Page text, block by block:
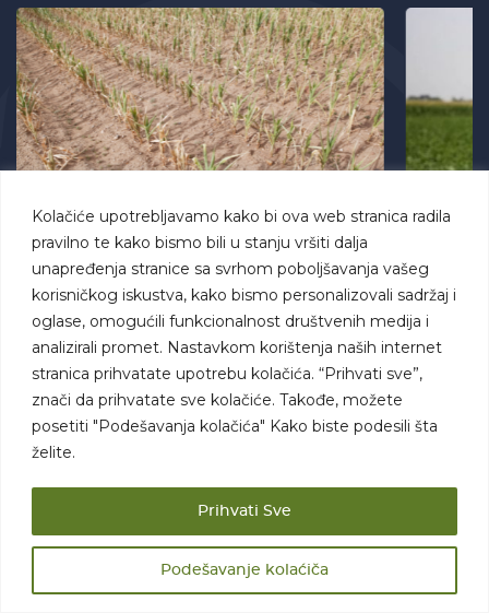
Kolačiće upotrebljavamo kako bi ova web stranica radila
pravilno te kako bismo bili u stanju vršiti dalja
unapređenja stranice sa svrhom poboljšavanja vašeg
korisničkog iskustva, kako bismo personalizovali sadržaj i
oglase, omogućili funkcionalnost društvenih medija i
analizirali promet. Nastavkom korištenja naših internet
stranica prihvatate upotrebu kolačića. “Prihvati sve”,
znači da prihvatate sve kolačiće. Takođe, možete
posetiti "Podešavanja kolačića" Kako biste podesili šta
želite.
Podešavanje kolaćiča
Prihvati Sve
VESTI 03.08.2026
Ratari strepe od najgoreg scenarija:
Kukuruz, soja i šećerna repa
propadaju, ni navodnjavanje ne
pomaže!
Od